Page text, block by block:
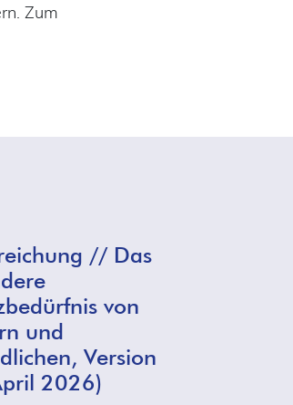
Zum
// Das
von
und
Version
2026)